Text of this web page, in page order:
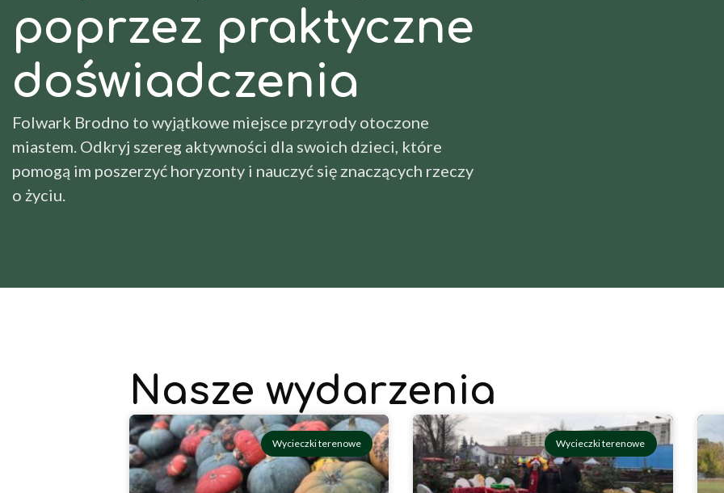
poprzez praktyczne
doświadczenia
Folwark Brodno to wyjątkowe miejsce przyrody otoczone
miastem. Odkryj szereg aktywności dla swoich dzieci, które
pomogą im poszerzyć horyzonty i nauczyć się znaczących rzeczy
o życiu.
Nasze wydarzenia
Wycieczki terenowe Wycieczki terenowe